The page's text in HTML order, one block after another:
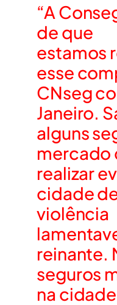
“A
de que
estamos
esse
CNseg
Janeiro.
alguns
mercado
realizar
cidade
violência
reinante.
seguros
na